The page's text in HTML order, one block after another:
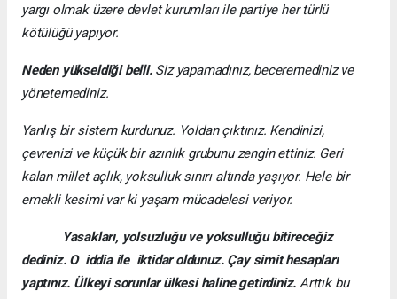
yargı olmak üzere devlet kurumları ile partiye her türlü
kötülüğü yapıyor.
Neden yükseldiği belli.Siz yapamadınız, beceremediniz ve
yönetemediniz.
Yanlış bir sistem kurdunuz. Yoldan çıktınız. Kendinizi,
çevrenizi ve küçük bir azınlık grubunu zengin ettiniz. Geri
kalan millet açlık, yoksulluk sınırı altında yaşıyor. Hele bir
emekli kesimi var ki yaşam mücadelesi veriyor.
Yasakları, yolsuzluğu ve yoksulluğu bitireceğiz
dediniz. O iddia ile iktidar oldunuz. Çay simit hesapları
yaptınız. Ülkeyi sorunlar ülkesi haline getirdiniz. Arttık bu